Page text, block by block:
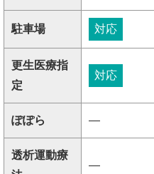
駐車場 対応
更生医療指
定
対応
ぽぽら ―
透析運動療
―